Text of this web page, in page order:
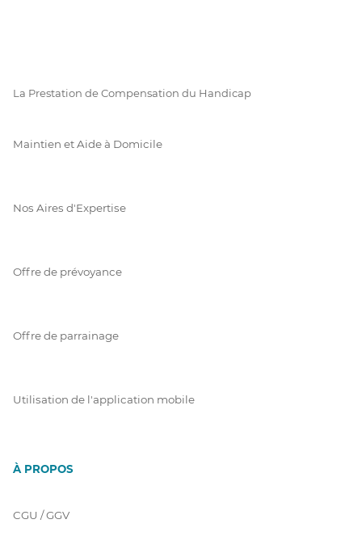
La Prestation de Compensation du Handicap
Maintien et Aide à Domicile
Nos Aires d'Expertise
Offre de prévoyance
Offre de parrainage
Utilisation de l'application mobile
À PROPOS
CGU / GGV